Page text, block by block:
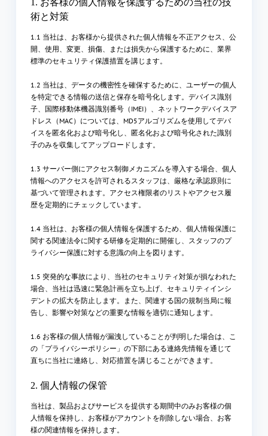
1. お客様の個人情報を保護するための当社の技
術と対策
1.1 当社は、お客様から提供された個人情報を不正アクセス、公
開、使用、変更、損傷、または損失から保護するために、業界
標準のセキュリティ保護措置を講じます。
1.2 当社は、データの機密性を確保するために、ユーザーの個人
を特定できる情報の送信と保存を暗号化します。デバイス識別
子、国際移動体機器識別番号（IMEI）、ネットワークデバイスア
ドレス（MAC）については、MD5アルゴリズムを使用してデバ
イスを匿名化および暗号化し、匿名化および暗号化された識別
子のみを収集してアップロードします。
1.3 サーバー側にアクセス制御メカニズムを導入する場合、個人
情報へのアクセスを許可されるスタッフは、厳格な承認原則に
基づいて管理されます。アクセス権限者のリストやアクセス履
歴を定期的にチェックしています。
1.4 当社は、お客様の個人情報を保護するため、個人情報保護に
関する関連法令に関する研修を定期的に開催し、スタッフのプ
ライバシー保護に対する意識の向上を図ります。
1.5 突発的な事故により、当社のセキュリティ対策が損なわれた
場合、当社は迅速に緊急計画を立ち上げ、セキュリティインシ
デントの拡大を防止します。また、関連する国の規制当局に報
告し、影響や対策などの重要な情報を適切に通知します。
1.6 お客様の個人情報が漏洩していることが判明した場合は、こ
の「プライバシーポリシー」の下部にある連絡先情報を通じて
直ちに当社に連絡し、対応措置を講じることができます。
2. 個人情報の保管
当社は、製品およびサービスを提供する期間中のみお客様の個
人情報を保持し、お客様がアカウントを削除しない場合、お客
様の関連情報を保持します。